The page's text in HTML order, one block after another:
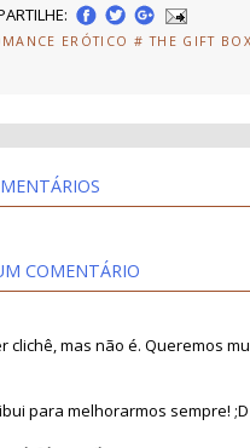
ERÓTICO # THE GIFT BOX
COMENTÁRIO
clichê, mas não é. Queremos
para melhorarmos sempre! ;D